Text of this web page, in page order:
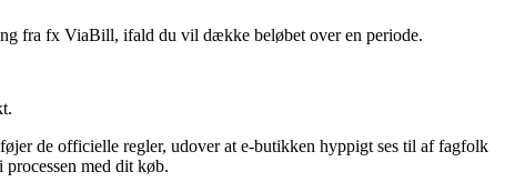
fra fx ViaBill, ifald du vil dække beløbet over en periode.
de officielle regler, udover at e-butikken hyppigt ses til af fagfolk
med dit køb.